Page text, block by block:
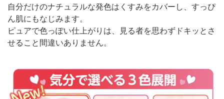
自分だけのナチュラルな発色はくすみをカバーし、すっぴ
ん肌にもなじみます。
ピュアで色っぽい仕上がりは、見る者を思わずドキッとさ
せること間違いありません。